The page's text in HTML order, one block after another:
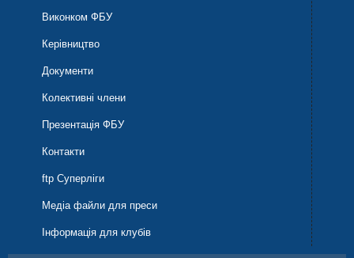
Виконком ФБУ
Керівництво
Документи
Колективні члени
Презентація ФБУ
Контакти
ftp Суперліги
Медіа файли для преси
Інформація для клубів